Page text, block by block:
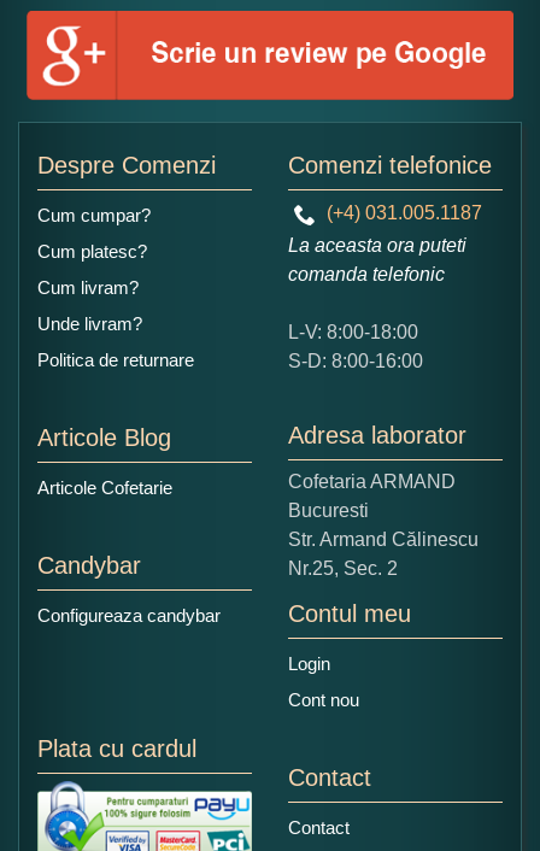
Numele dumneavoastra:
Ce nota acordati acestui produs?
5
Copiati alaturi numarul din imagine:
Despre Comenzi
Cum cumpar?
Cum platesc?
Cum livram?
Unde livram?
Politica de returnare
Articole Blog
Articole Cofetarie
Candybar
Configureaza candybar
Comenzi telefonice
(+4) 031.005.1187
La aceasta ora puteti
comanda telefonic
L-V: 8:00-18:00
S-D: 8:00-16:00
Adresa laborator
Cofetaria ARMAND
Bucuresti
Str. Armand Călinescu
Nr.25, Sec. 2
Contul meu
Login
Cont nou
Plata cu cardul
Contact
Contact